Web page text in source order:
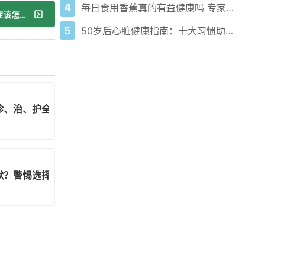
下一篇：慢病患者的隐形威胁：高钾血症该怎么管？
治、护全指南
警惕选择性缄默症
4 每日食用香蕉真的有益健康吗 专家解读
5 50岁后心脏健康指南：十大习惯助你对抗无声杀手